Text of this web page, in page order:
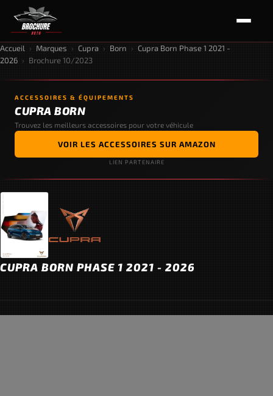
Accueil › Marques › Cupra › Born › Cupra Born Phase 1 2021 -
2026 › Brochure 10/2023
ACCESSOIRES & ÉQUIPEMENTS
CUPRA BORN
Trouvez les meilleurs accessoires pour votre véhicule
VOIR LES ACCESSOIRES SUR AMAZON
LIEN PARTENAIRE
CUPRA BORN PHASE 1 2021 - 2026